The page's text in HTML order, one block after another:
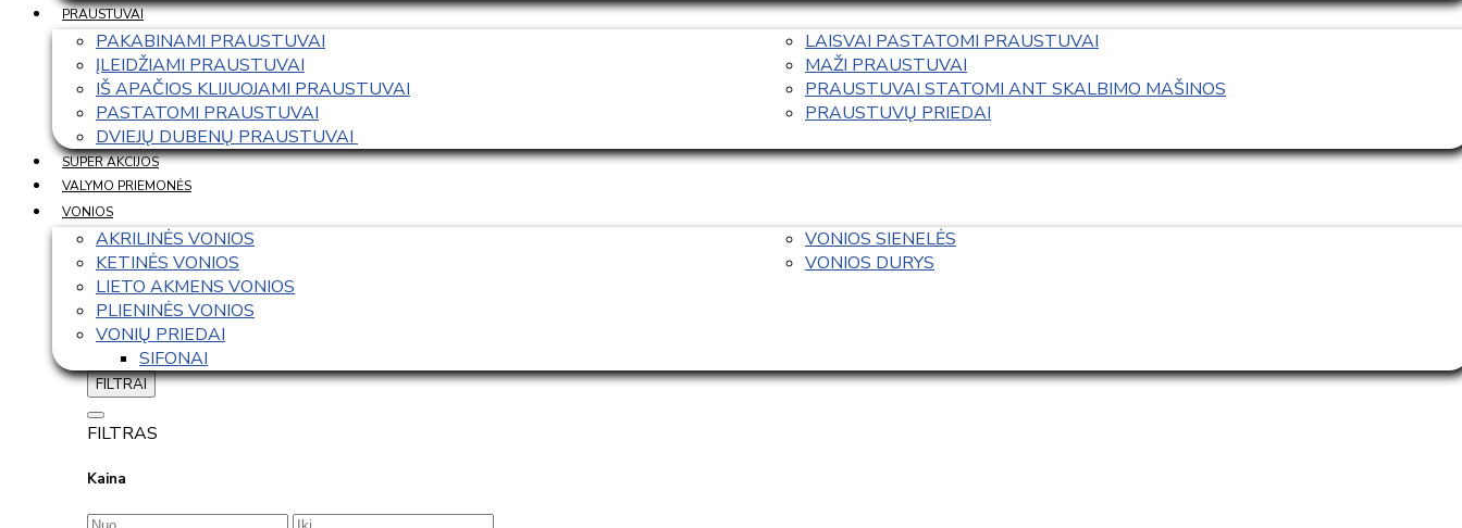
PRAUSTUVAI
PAKABINAMI PRAUSTUVAI
ĮLEIDŽIAMI PRAUSTUVAI
IŠ APAČIOS KLIJUOJAMI PRAUSTUVAI
PASTATOMI PRAUSTUVAI
DVIEJŲ DUBENŲ PRAUSTUVAI
LAISVAI PASTATOMI PRAUSTUVAI
MAŽI PRAUSTUVAI
PRAUSTUVAI STATOMI ANT SKALBIMO MAŠINOS
PRAUSTUVŲ PRIEDAI
SUPER AKCIJOS
VALYMO PRIEMONĖS
VONIOS
AKRILINĖS VONIOS
KETINĖS VONIOS
LIETO AKMENS VONIOS
PLIENINĖS VONIOS
VONIŲ PRIEDAI
SIFONAI
VONIOS SIENELĖS
VONIOS DURYS
FILTRAI
FILTRAS
Kaina